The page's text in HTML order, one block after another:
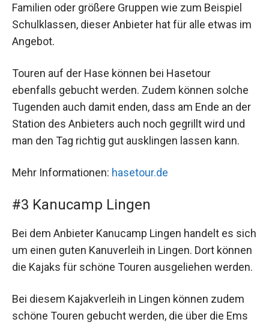
Familien oder größere Gruppen wie zum Beispiel
Schulklassen, dieser Anbieter hat für alle etwas im
Angebot.
Touren auf der Hase können bei Hasetour
ebenfalls gebucht werden. Zudem können solche
Tugenden auch damit enden, dass am Ende an der
Station des Anbieters auch noch gegrillt wird und
man den Tag richtig gut ausklingen lassen kann.
Mehr Informationen: hasetour.de
#3 Kanucamp Lingen
Bei dem Anbieter Kanucamp Lingen handelt es sich
um einen guten Kanuverleih in Lingen. Dort können
die Kajaks für schöne Touren ausgeliehen werden.
Bei diesem Kajakverleih in Lingen können zudem
schöne Touren gebucht werden, die über die Ems